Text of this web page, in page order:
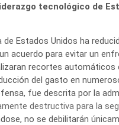
tecnológico de
Estados Unidos ha
acuerdo para evitar un
recortes automáticos
del gasto en
fue descrita por la
destructiva para la
no se debilitarán